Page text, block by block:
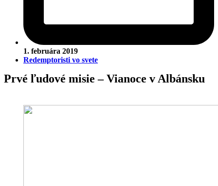
1. februára 2019
Redemptoristi vo svete
Prvé ľudové misie – Vianoce v Albánsku